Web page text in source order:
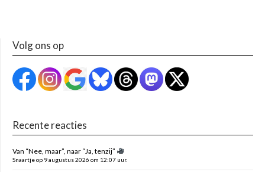
Volg ons op
Recente reacties
Van “Nee, maar”, naar “Ja, tenzij”
Snaartje op 9 augustus 2026 om 12:07 uur.